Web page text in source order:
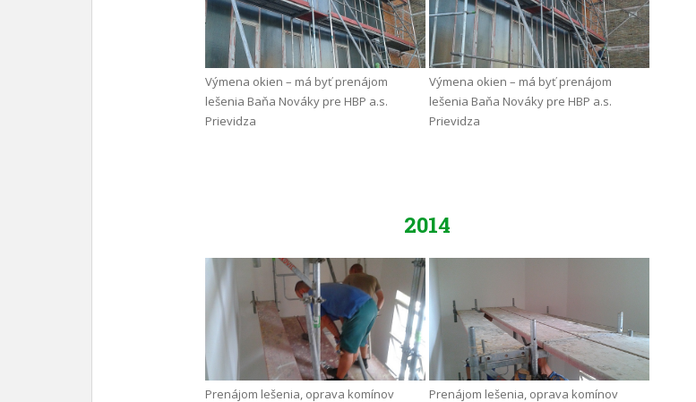
Výmena okien – má byť prenájom
lešenia Baňa Nováky pre HBP a.s.
Prievidza
Výmena okien – má byť prenájom
lešenia Baňa Nováky pre HBP a.s.
Prievidza
2014
Prenájom lešenia, oprava komínov
Prenájom lešenia, oprava komínov